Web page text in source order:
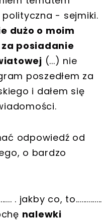
- sejmiki.
dużo o moim
posiadanie
(...) nie
poszedłem za
i dałem się
odpowiedź od
o bardzo
. jakby co, to..............
nalewki